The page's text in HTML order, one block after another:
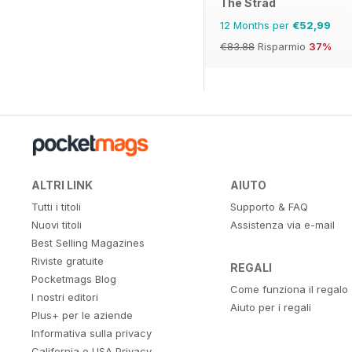
12 Months per €52,99
€83.88 Risparmio 37%
ALTRI LINK
Tutti i titoli
Nuovi titoli
Best Selling Magazines
Riviste gratuite
Pocketmags Blog
I nostri editori
Plus+ per le aziende
Informativa sulla privacy
AIUTO
Supporto & FAQ
Assistenza via e-mail
REGALI
Come funziona il regalo
Aiuto per i regali